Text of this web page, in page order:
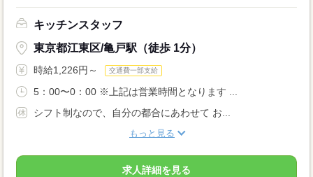
キッチンスタッフ
東京都江東区/亀戸駅（徒歩 1分）
時給1,226円～ 交通費一部支給
5：00〜0：00 ※上記は営業時間となります ...
シフト制なので、自分の都合にあわせて お...
もっと見る
求人詳細を見る